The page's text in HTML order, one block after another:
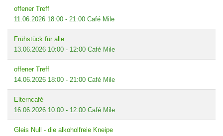
offener Treff
11.06.2026 18:00 - 21:00 Café Mile
Frühstück für alle
13.06.2026 10:00 - 12:00 Café Mile
offener Treff
14.06.2026 18:00 - 21:00 Café Mile
Elterncafé
16.06.2026 10:00 - 12:00 Café Mile
Gleis Null - die alkoholfreie Kneipe